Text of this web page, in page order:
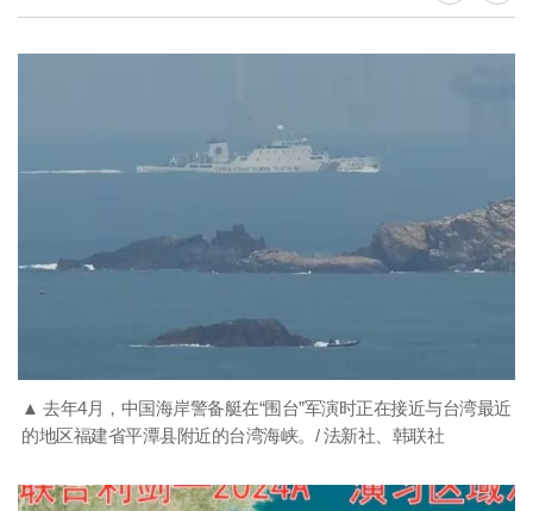
▲ 去年4月，中国海岸警备艇在“围台”军演时正在接近与台湾最近
的地区福建省平潭县附近的台湾海峡。/ 法新社、韩联社